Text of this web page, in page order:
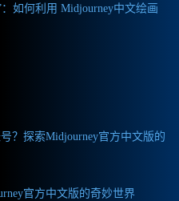
如何利用 Midjourney中文绘画
？探索Midjourney官方中文版的
官方中文版的奇妙世界